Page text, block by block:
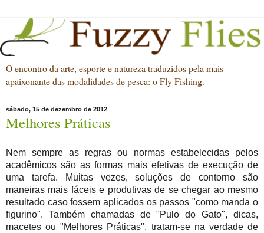
O encontro da arte, esporte e natureza traduzidos pela mais
apaixonante das modalidades de pesca: o Fly Fishing.
sábado, 15 de dezembro de 2012
Melhores Práticas
Nem sempre as regras ou normas estabelecidas pelos
acadêmicos são as formas mais efetivas de execução de
uma tarefa. Muitas vezes, soluções de contorno são
maneiras mais fáceis e produtivas de se chegar ao mesmo
resultado caso fossem aplicados os passos "como manda o
figurino". Também chamadas de "Pulo do Gato", dicas,
macetes ou "Melhores Práticas", tratam-se na verdade de